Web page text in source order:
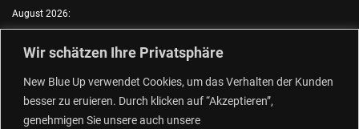
Wir schätzen Ihre Privatsphäre
New Blue Up verwendet Cookies, um das Verhalten der Kunden
besser zu eruieren. Durch klicken auf “Akzeptieren”,
genehmigen Sie unsere auch unsere
August 2026:
Mi.:FKK Tag